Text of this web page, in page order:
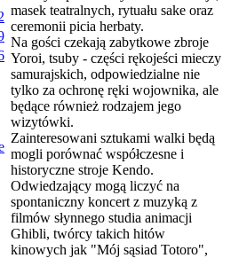
masek teatralnych, rytuału sake oraz
ceremonii picia herbaty.
Na gości czekają zabytkowe zbroje
Yoroi, tsuby - części rękojeści mieczy
samurajskich, odpowiedzialne nie
tylko za ochronę ręki wojownika, ale
będące również rodzajem jego
wizytówki.
Zainteresowani sztukami walki będą
mogli porównać współczesne i
historyczne stroje Kendo.
Odwiedzający mogą liczyć na
spontaniczny koncert z muzyką z
filmów słynnego studia animacji
Ghibli, twórcy takich hitów
kinowych jak "Mój sąsiad Totoro",